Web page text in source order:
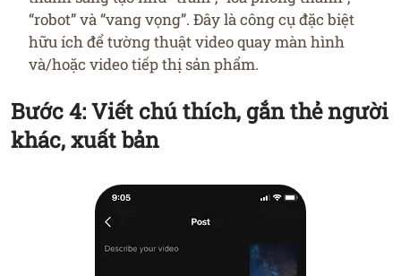
“robot” và “vang vọng”. Đây là công cụ đặc biệt
hữu ích để tường thuật video quay màn hình
và/hoặc video tiếp thị sản phẩm.
Bước 4: Viết chú thích, gắn thẻ người
khác, xuất bản